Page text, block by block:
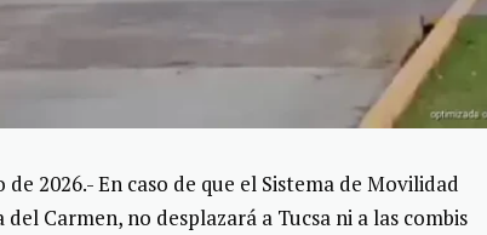
2026.- En caso de que el Sistema de Movilidad
Carmen, no desplazará a Tucsa ni a las combis